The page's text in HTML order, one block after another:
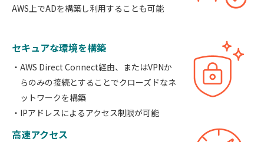
AWS上でADを構築し利用することも可能
セキュアな環境を構築
AWS Direct Connect経由、またはVPNか
らのみの接続とすることでクローズドなネ
ットワークを構築
IPアドレスによるアクセス制限が可能
高速アクセス